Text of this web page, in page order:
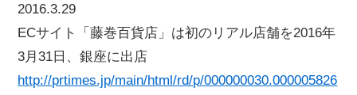
2016.3.29
ECサイト「藤巻百貨店」は初のリアル店舗を2016年
3月31日、銀座に出店
http://prtimes.jp/main/html/rd/p/000000030.000005826